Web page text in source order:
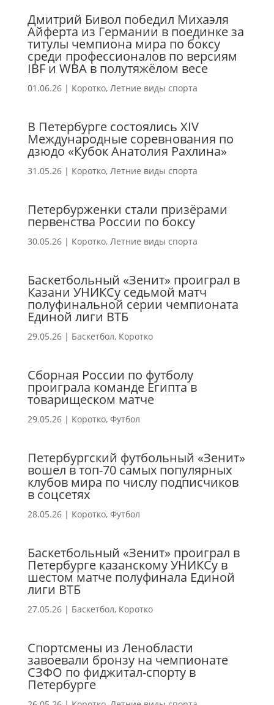
Дмитрий Бивол победил Михаэля
Айферта из Германии в поединке за
титулы чемпиона мира по боксу
среди профессионалов по версиям
IBF и WBA в полутяжёлом весе
01.06.26| Коротко, Летние виды спорта
В Петербурге состоялись ХIV
Международные соревнования по
дзюдо «Кубок Анатолия Рахлина»
31.05.26| Коротко, Летние виды спорта
Петербурженки стали призёрами
первенства России по боксу
30.05.26| Коротко, Летние виды спорта
Баскетбольный «Зенит» проиграл в
Казани УНИКСу седьмой матч
полуфинальной серии чемпионата
Единой лиги ВТБ
29.05.26| Баскетбол, Коротко
Сборная России по футболу
проиграла команде Египта в
товарищеском матче
29.05.26| Коротко, Футбол
Петербургский футбольный «Зенит»
вошел в топ-70 самых популярных
клубов мира по числу подписчиков
в соцсетях
28.05.26| Коротко, Футбол
Баскетбольный «Зенит» проиграл в
Петербурге казанскому УНИКСу в
шестом матче полуфинала Единой
лиги ВТБ
27.05.26| Баскетбол, Коротко
Спортсмены из Ленобласти
завоевали бронзу на чемпионате
СЗФО по фиджитал-спорту в
Петербурге